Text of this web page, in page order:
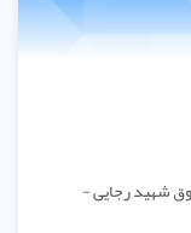
شهید رجایی -